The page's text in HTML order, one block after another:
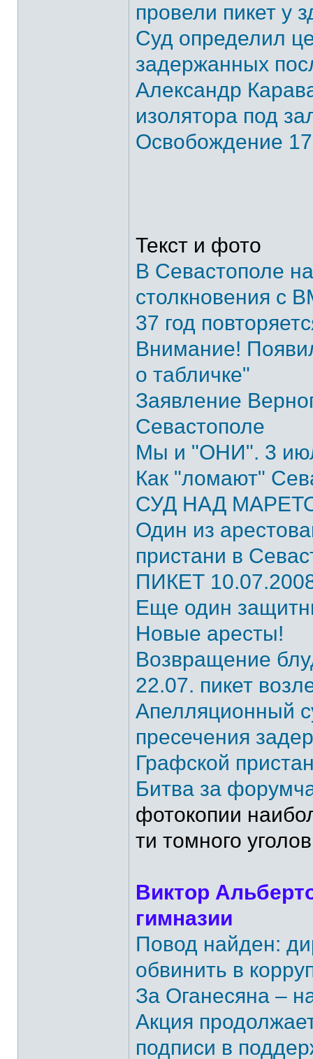
провели пикет у
Суд определил
задержанных
Александр
изолятора под
Освобождение
Текст и фото
В Севастополе
столкновения с
37 год
Внимание!
о табличке"
Заявление
Севастополе
Мы и "ОНИ". 3
Как "ломают"
СУД НАД
Один из
пристани в
ПИКЕТ
Еще один
Новые аресты!
Возвращение
22.07. пикет
Апелляционный
пресечения
Графской
Битва за
фотокопии
ти томного
Виктор
гимназии
Повод найден:
обвинить в
За Оганесяна –
Акция
подписи в